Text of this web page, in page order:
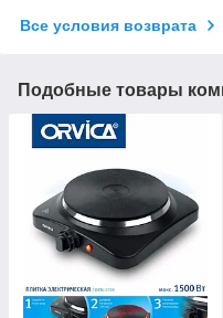
Все условия возврата
Подобные товары